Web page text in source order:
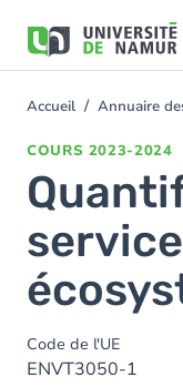
contenu
You
Accueil Annuaire
COURS 2023-2024
Code de l'UE
ENVT3050-1